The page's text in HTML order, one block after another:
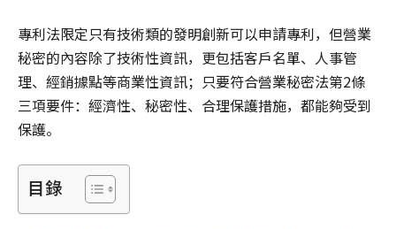
專利法限定只有技術類的發明創新可以申請專利，但營業
秘密的內容除了技術性資訊，更包括客戶名單、人事管
理、經銷據點等商業性資訊；只要符合營業秘密法第2條
三項要件：經濟性、秘密性、合理保護措施，都能夠受到
保護。
目錄